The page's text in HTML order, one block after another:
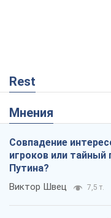
Rest
Мнения
Совпадение
игроков или тайный
Путина?
Виктор Швец 7,5 т.